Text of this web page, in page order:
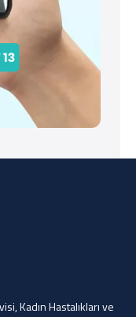
Kadın Hastalıkları ve